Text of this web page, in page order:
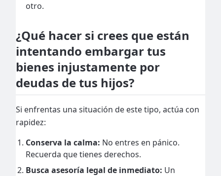
otro.
¿Qué hacer si crees que están
intentando embargar tus
bienes injustamente por
deudas de tus hijos?
Si enfrentas una situación de este tipo, actúa con
rapidez:
Conserva la calma: No entres en pánico.
Recuerda que tienes derechos.
Busca asesoría legal de inmediato: Un